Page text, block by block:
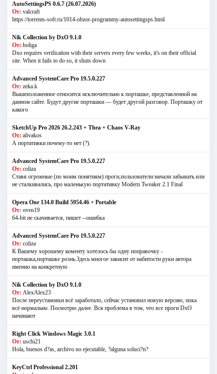
AutoSettingsPS 0.6.7 (26.07.2026)
От: valcraft
https://torrents-soft.ru/1014-obzor-programmy-autosettingsps.html
Nik Collection by DxO 9.1.0
От: boliga
Dxo requires verification with their servers every few weeks, it's on their official
site. When it fails to do so, it shuts down
Advanced SystemCare Pro 19.5.0.227
От: zeka.k
Вышеизложенное относится исключительно к порташке, представленной на
данном сайте. Будут другие порташки — будет другой разговор. Порташку от
какого
SketchUp Pro 2026 26.2.243 + Thea + Chaos V-Ray
От: alivakos
А портативки почему-то нет (?).
Advanced SystemCare Pro 19.5.0.227
От: coliza
Ставя огромные (по моим понятиям) проги,пользователи начали забывать или
не сталкивались, про маленькую портативку Modern Tweaker 2.1 Final
Opera One 134.0 Build 5954.46 + Portable
От: oven19
64-bit не скачивается, пишет --ошибка
Advanced SystemCare Pro 19.5.0.227
От: coliza
К Вашему хорошему коменту хотелось бы одну поправочку -
порташка,порташке рознь.Здесь многое зависит от набитости руки автора
именно на конкретную
Nik Collection by DxO 9.1.0
От: AlexAlex23
После переустановки всё заработало, сейчас установил новую версию, пока
всё нормально. Посмотрю далее. Вся проблема в том, что все проги DxO
начинают
Right Click Windows Magic 3.0.1
От: uschi21
Hola, buenos d?as, archivo no ejecutable, ?alguna soluci?n?
KeyCtrl Professional 2.201